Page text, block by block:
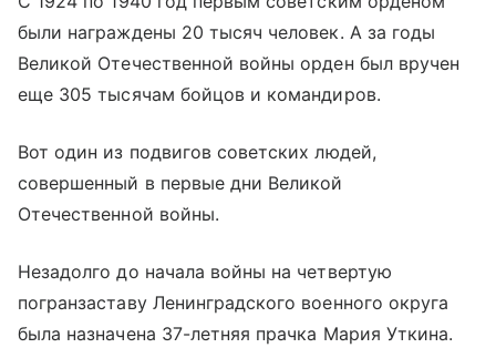
были награждены 20 тысяч человек. А за годы
Великой Отечественной войны орден был вручен
еще 305 тысячам бойцов и командиров.
Вот один из подвигов советских людей,
совершенный в первые дни Великой
Отечественной войны.
Незадолго до начала войны на четвертую
погранзаставу Ленинградского военного округа
была назначена 37-летняя прачка Мария Уткина.